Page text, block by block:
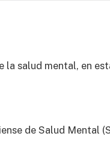
la salud mental, en
de Salud Mental